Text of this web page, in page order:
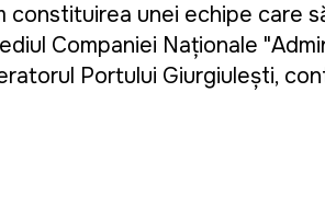
constituirea unei echipe care
Companiei Naționale
Portului Giurgiulești,